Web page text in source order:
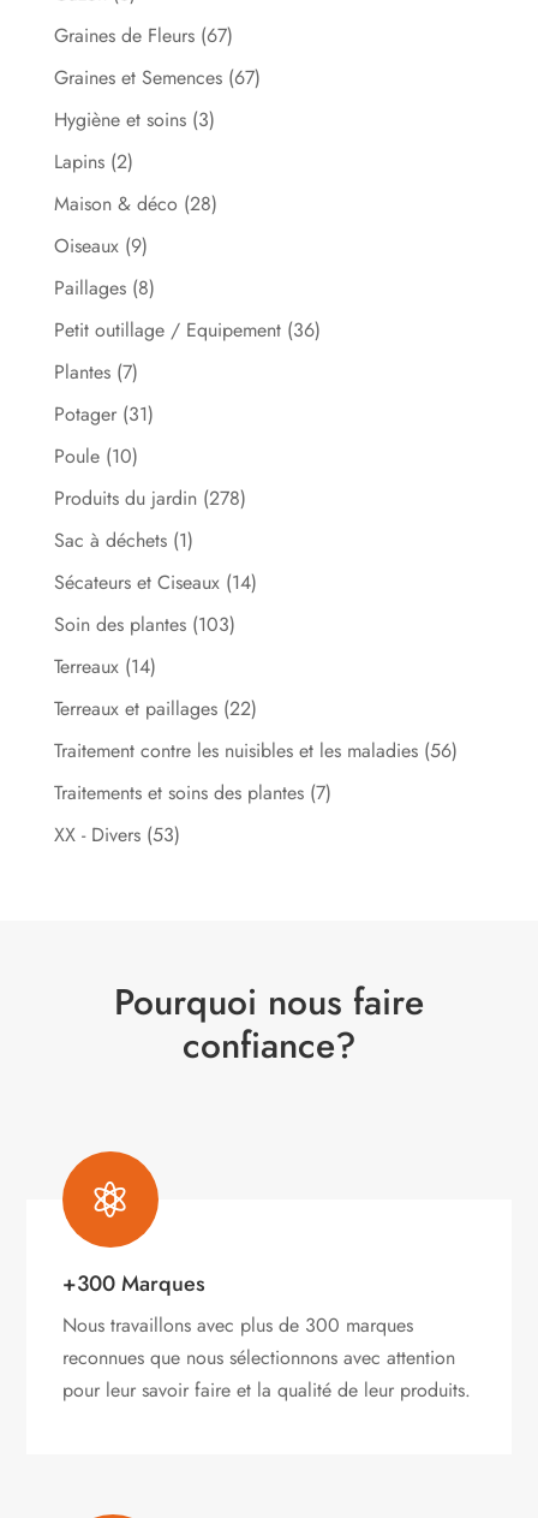
Graines de Fleurs (67)
Graines et Semences (67)
Hygiène et soins (3)
Lapins (2)
Maison & déco (28)
Oiseaux (9)
Paillages (8)
Petit outillage / Equipement (36)
Plantes (7)
Potager (31)
Poule (10)
Produits du jardin (278)
Sac à déchets (1)
Sécateurs et Ciseaux (14)
Soin des plantes (103)
Terreaux (14)
Terreaux et paillages (22)
Traitement contre les nuisibles et les maladies (56)
Traitements et soins des plantes (7)
XX - Divers (53)
Pourquoi nous faire
confiance?

+300 Marques
Nous travaillons avec plus de 300 marques
reconnues que nous sélectionnons avec attention
pour leur savoir faire et la qualité de leur produits.